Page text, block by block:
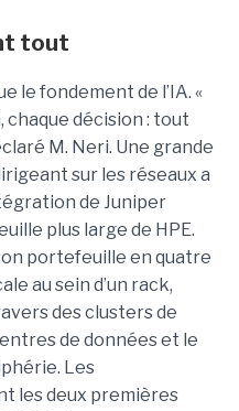
tout
le fondement de l’IA. «
décision : tout
M. Neri. Une grande
sur les réseaux a
de Juniper
plus large de HPE.
portefeuille en quatre
au sein d’un rack,
des clusters de
de données et le
Les
les deux premières